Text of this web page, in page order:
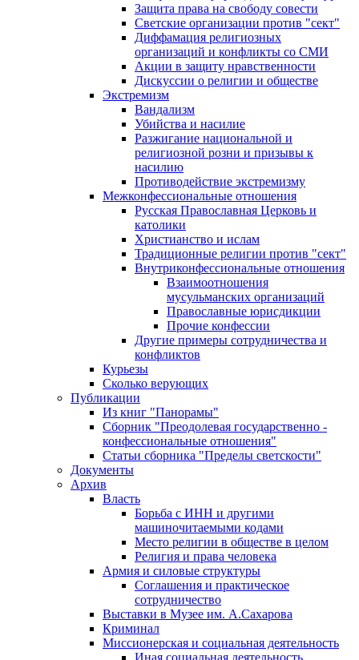
Защита права на свободу совести
Светские организации против "сект"
Диффамация религиозных
организаций и конфликты со СМИ
Акции в защиту нравственности
Дискуссии о религии и обществе
Экстремизм
Вандализм
Убийства и насилие
Разжигание национальной и
религиозной розни и призывы к
насилию
Противодействие экстремизму
Межконфессиональные отношения
Русская Православная Церковь и
католики
Христианство и ислам
Традиционные религии против "сект"
Внутриконфессиональные отношения
Взаимоотношения
мусульманских организаций
Православные юрисдикции
Прочие конфессии
Другие примеры сотрудничества и
конфликтов
Курьезы
Сколько верующих
Публикации
Из книг "Панорамы"
Сборник "Преодолевая государственно -
конфессиональные отношения"
Статьи сборника "Пределы светскости"
Документы
Архив
Власть
Борьба с ИНН и другими
машиночитаемыми кодами
Место религии в обществе в целом
Религия и права человека
Армия и силовые структуры
Соглашения и практическое
сотрудничество
Выставки в Музее им. А.Сахарова
Криминал
Миссионерская и социальная деятельность
Иная социальная деятельность